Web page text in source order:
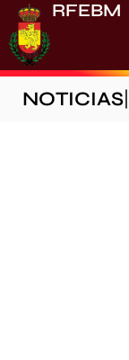
RFEBM
NOTICIAS